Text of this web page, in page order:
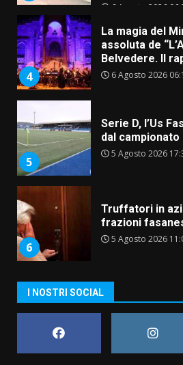
6 Agosto 2026
4
La magia del
assoluta de
Belvedere. Il
6 Agosto 2026
5
Serie D, l’Us
dal campionato
5 Agosto 2026
6
Truffatori in
frazioni
5 Agosto 2026
al Prefetto:
serie B”
5 Agosto 2026
I NOSTRI SOCIAL